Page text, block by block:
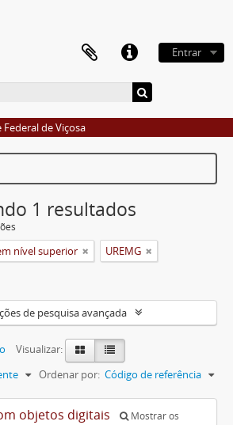
Entrar
de Viçosa
1 resultados
nível superior UREMG
de pesquisa avançada
Visualizar:
Ordenar por: Código de referência
objetos digitais
Mostrar os